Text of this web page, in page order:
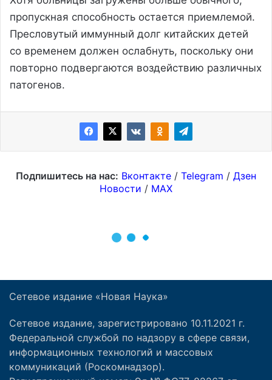
Сетевое издание «Новая Наука»
Сетевое издание, зарегистрировано 10.11.2021 г.
Федеральной службой по надзору в сфере связи,
информационных технологий и массовых
коммуникаций (Роскомнадзор).